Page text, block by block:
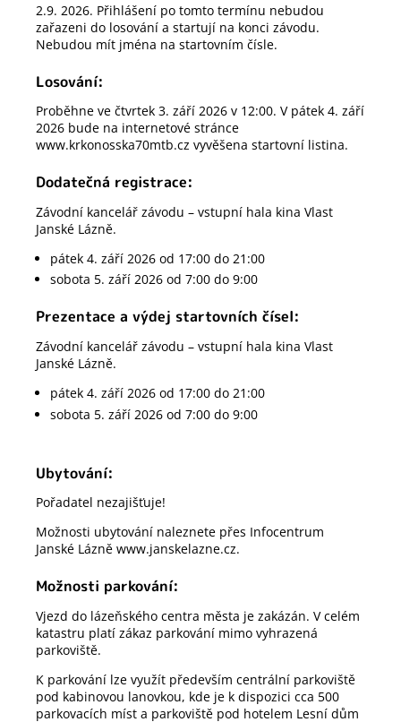
2.9. 2026. Přihlášení po tomto termínu nebudou
zařazeni do losování a startují na konci závodu.
Nebudou mít jména na startovním čísle.
Losování:
Proběhne ve čtvrtek 3. září 2026 v 12:00. V pátek 4. září
2026 bude na internetové stránce
www.krkonosska70mtb.cz vyvěšena startovní listina.
Dodatečná registrace:
Závodní kancelář závodu – vstupní hala kina Vlast
Janské Lázně.
pátek 4. září 2026 od 17:00 do 21:00
sobota 5. září 2026 od 7:00 do 9:00
Prezentace a výdej startovních čísel:
Závodní kancelář závodu – vstupní hala kina Vlast
Janské Lázně.
pátek 4. září 2026 od 17:00 do 21:00
sobota 5. září 2026 od 7:00 do 9:00
Ubytování:
Pořadatel nezajišťuje!
Možnosti ubytování naleznete přes Infocentrum
Janské Lázně www.janskelazne.cz.
Možnosti parkování:
Vjezd do lázeňského centra města je zakázán. V celém
katastru platí zákaz parkování mimo vyhrazená
parkoviště.
K parkování lze využít především centrální parkoviště
pod kabinovou lanovkou, kde je k dispozici cca 500
parkovacích míst a parkoviště pod hotelem Lesní dům